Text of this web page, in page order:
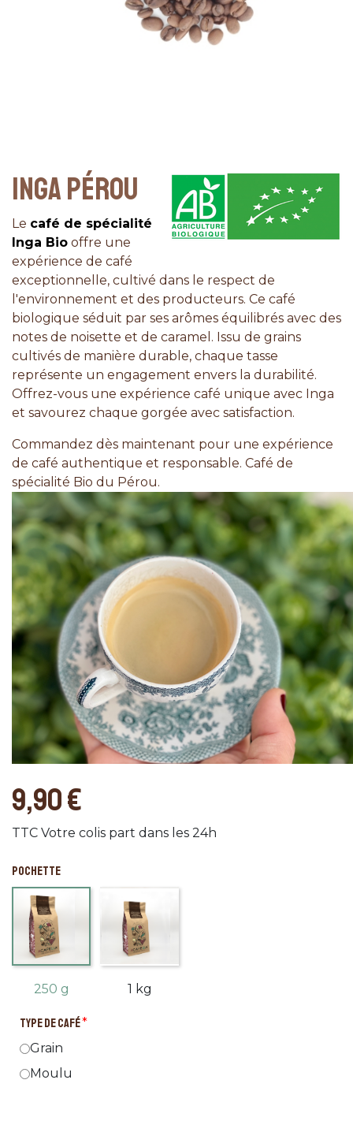
INGA PÉROU
Le café de spécialité
Inga Bio offre une
expérience de café
exceptionnelle, cultivé dans le respect de
l'environnement et des producteurs. Ce café
biologique séduit par ses arômes équilibrés avec des
notes de noisette et de caramel. Issu de grains
cultivés de manière durable, chaque tasse
représente un engagement envers la durabilité.
Offrez-vous une expérience café unique avec Inga
et savourez chaque gorgée avec satisfaction.
Commandez dès maintenant pour une expérience
de café authentique et responsable. Café de
spécialité Bio du Pérou.
9,90 €
TTC Votre colis part dans les 24h
POCHETTE
250 g 1 kg
TYPE DE CAFÉ*
Grain
Moulu